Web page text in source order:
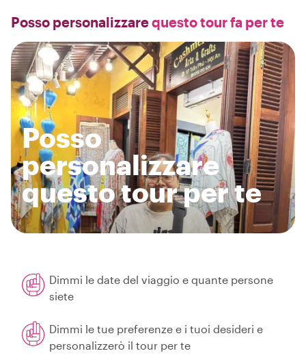
Posso personalizzarequesto tour fa per te
Posso
personalizzare
questo tour per te
Dimmi le date del viaggio e quante persone
siete
Dimmi le tue preferenze e i tuoi desideri e
personalizzerò il tour per te